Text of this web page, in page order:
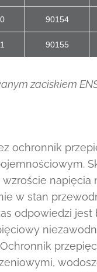
90154
90155
zaciskiem
ochronnik
napięcia
w stan
odpowiedzi jest